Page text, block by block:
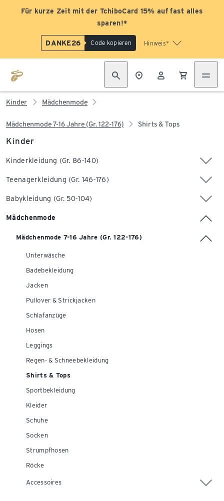
Für kurze Zeit mit der TchiboCard 15% auf fast alles
sparen!*
DANKE26 Code kopieren Hinweis*
Kinder Mädchenmode
Mädchenmode 7-16 Jahre (Gr. 122-176) Shirts & Tops
Kinder
Kinderkleidung (Gr. 86-140)
Teenagerkleidung (Gr. 146-176)
Babykleidung (Gr. 50-104)
Mädchenmode
Mädchenmode 7-16 Jahre (Gr. 122-176)
Unterwäsche
Badebekleidung
Jacken
Pullover & Strickjacken
Schlafanzüge
Hosen
Leggings
Regen- & Schneebekleidung
Shirts & Tops
Sportbekleidung
Kleider
Schuhe
Socken
Strumpfhosen
Röcke
Accessoires